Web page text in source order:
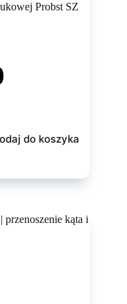
Probst SZ
do koszyka